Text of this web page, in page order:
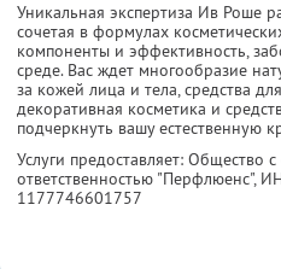
Уникальная экспертиза Ив Роше
сочетая в формулах
компоненты и эффективность,
среде. Вас ждет многообразие
за кожей лица и тела, средства
декоративная косметика и
подчеркнуть вашу естественную
Услуги предоставляет: Общество
ответственностью "Перфлюенс",
1177746601757